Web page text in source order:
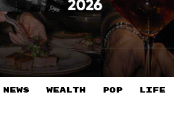
NEWS WEALTH POP LIFE